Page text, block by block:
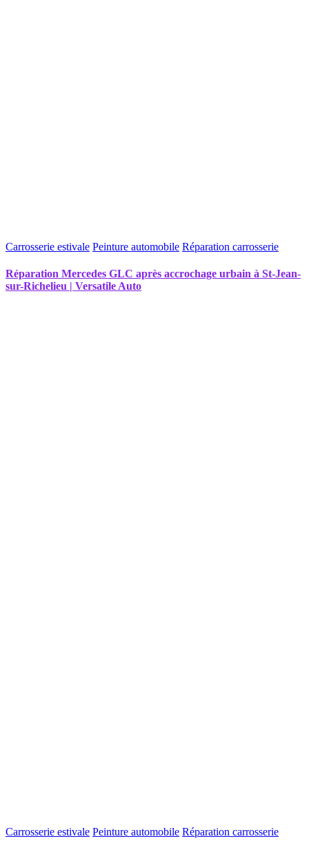
Carrosserie estivale Peinture automobile Réparation carrosserie
Réparation Mercedes GLC après accrochage urbain à St-Jean-
sur-Richelieu | Versatile Auto
Carrosserie estivale Peinture automobile Réparation carrosserie